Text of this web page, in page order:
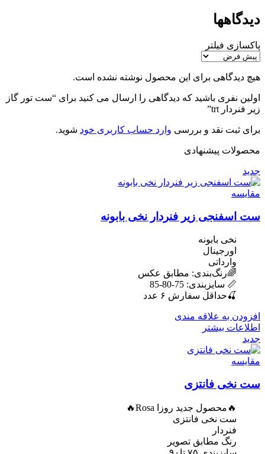
دیدگاهها
پاکسازی فیلتر
هیچ دیدگاهی برای این محصول نوشته نشده است.
اولین نفری باشید که دیدگاهی را ارسال می کنید برای “ست تور گاز
زیر فنردار trt”
برای ثبت نقد و بررسی وارد حساب کاربری خود شوید.
محصولات پیشنهادی
جدید
مقایسه
ست اسفنجی زیر فنردار نخی بابونه
نخی بابونه
اورجینال
وارداتی
🌈رنگ‌بندی: مطابق عکس
📏 سایزبندی: 75-80-85
🍒حداقل سفارش ۶ عدد
افزودن به علاقه مندی
اطلاعات بیشتر
جدید
مقایسه
ست نخی فانتزی
🔥محصول جدید روزا Rosa🔥
ست نخی فانتزی
فنردار
رنگ مطابق تصویر